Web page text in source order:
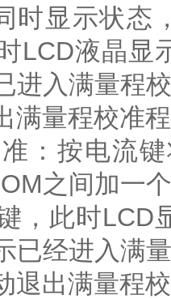
时显示状态
LCD液晶显
进入满量程
满量程校准
：按电流
之间加一
，此时LCD
已经进入满
退出满量程